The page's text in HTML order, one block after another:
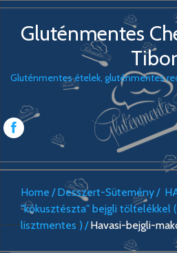
Gluténmentes
Tibor
Gluténmentes ételek, gluténmentes
Home Desszert-Sütemény
"kókusztészta" bejgli töltelékkel
lisztmentes ) Havasi-bejgli-